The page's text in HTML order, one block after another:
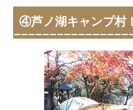
④芦ノ湖キャンプ村